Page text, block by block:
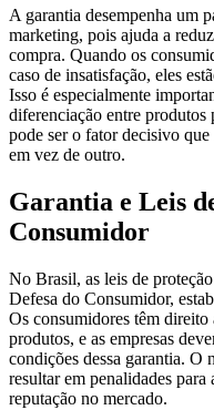
A garantia desempenha um
marketing, pois ajuda a
compra. Quando os
caso de insatisfação, eles
Isso é especialmente
diferenciação entre
pode ser o fator decisivo
em vez de outro.
Garantia e Leis
Consumidor
No Brasil, as leis de
Defesa do Consumidor,
Os consumidores têm
produtos, e as empresas
condições dessa garantia. O
resultar em penalidades para
reputação no mercado.